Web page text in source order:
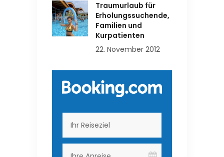
Traumurlaub für
Erholungssuchende,
Familien und
Kurpatienten
22. November 2012